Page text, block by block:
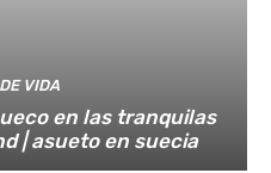
VIDA
en las tranquilas
| asueto en suecia